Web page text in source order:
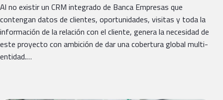
Al no existir un CRM integrado de Banca Empresas que
contengan datos de clientes, oportunidades, visitas y toda la
información de la relación con el cliente, genera la necesidad de
este proyecto con ambición de dar una cobertura global multi-
entidad.…